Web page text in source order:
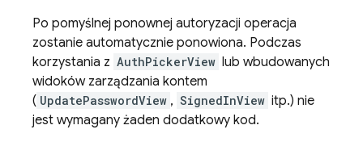
Po pomyślnej ponownej autoryzacji operacja
zostanie automatycznie ponowiona. Podczas
korzystania z AuthPickerView lub wbudowanych
widoków zarządzania kontem
( UpdatePasswordView , SignedInView itp.) nie
jest wymagany żaden dodatkowy kod.